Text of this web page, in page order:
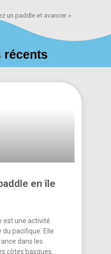
un paddle et avancer »
récents
en île
est une activité
pacifique. Elle
dans les
côtes basques.